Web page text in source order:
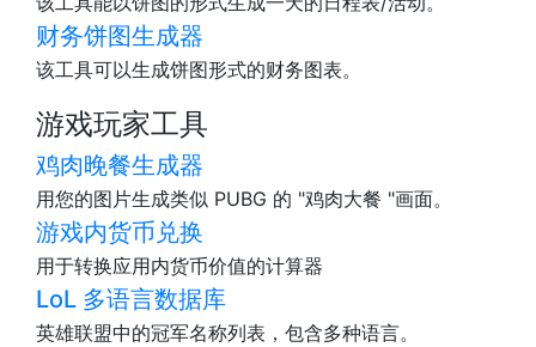
财务饼图生成器
该工具可以生成饼图形式的财务图表。
游戏玩家工具
鸡肉晚餐生成器
用您的图片生成类似 PUBG 的 "鸡肉大餐 "画面。
游戏内货币兑换
用于转换应用内货币价值的计算器
LoL 多语言数据库
英雄联盟中的冠军名称列表，包含多种语言。